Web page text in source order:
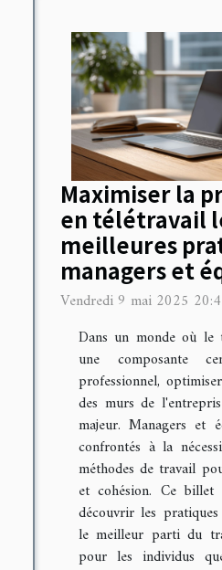
Maximiser la
en télétravail
meilleures
managers et
Vendredi 9 mai 2025
Dans un monde où le
une composante
professionnel,
des murs de
majeur. Managers et
confrontés à la
méthodes de travail
et cohésion. Ce
découvrir les
le meilleur parti du
pour les individus